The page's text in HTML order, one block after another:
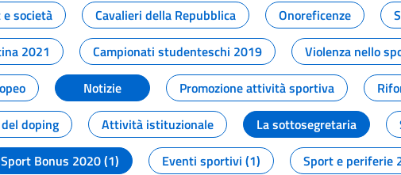
società Cavalieri della Repubblica Onoreficenze
2021 Campionati studenteschi 2019
Violenza nello
Notizie Promozione attività sportiva
doping Attività istituzionale La sottosegretaria
Sport Bonus 2020 (1) Eventi sportivi (1)
Sport e periferie